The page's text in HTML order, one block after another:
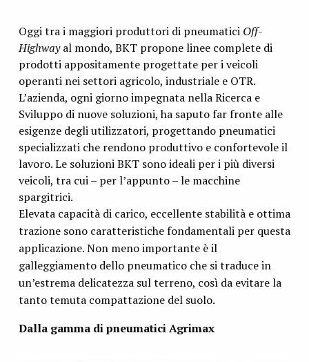
Oggi tra i maggiori produttori di pneumatici Off-
Highwayal mondo, BKT propone linee complete di
prodotti appositamente progettate per i veicoli
operanti nei settori agricolo, industriale e OTR.
L’azienda, ogni giorno impegnata nella Ricerca e
Sviluppo di nuove soluzioni, ha saputo far fronte alle
esigenze degli utilizzatori, progettando pneumatici
specializzati che rendono produttivo e confortevole il
lavoro. Le soluzioni BKT sono ideali per i più diversi
veicoli, tra cui – per l’appunto – le macchine
spargitrici.
Elevata capacità di carico, eccellente stabilità e ottima
trazione sono caratteristiche fondamentali per questa
applicazione. Non meno importante è il
galleggiamento dello pneumatico che si traduce in
un’estrema delicatezza sul terreno, così da evitare la
tanto temuta compattazione del suolo.
Dalla gamma di pneumatici Agrimax